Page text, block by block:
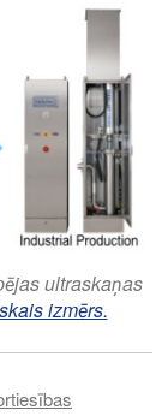
ultraskaņas
izmērs.